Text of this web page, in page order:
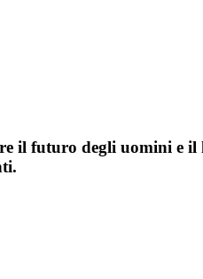
il futuro degli uomini e